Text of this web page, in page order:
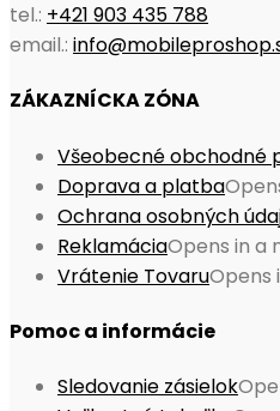
tel.: +421 903 435 788
email.:
ZÁKAZNÍCKA ZÓNA
Všeobecné obchodné
Doprava a platba
Ochrana osobných
ReklamáciaOpens in a
Vrátenie TovaruOpens
Pomoc a informácie
Sledovanie zásielok